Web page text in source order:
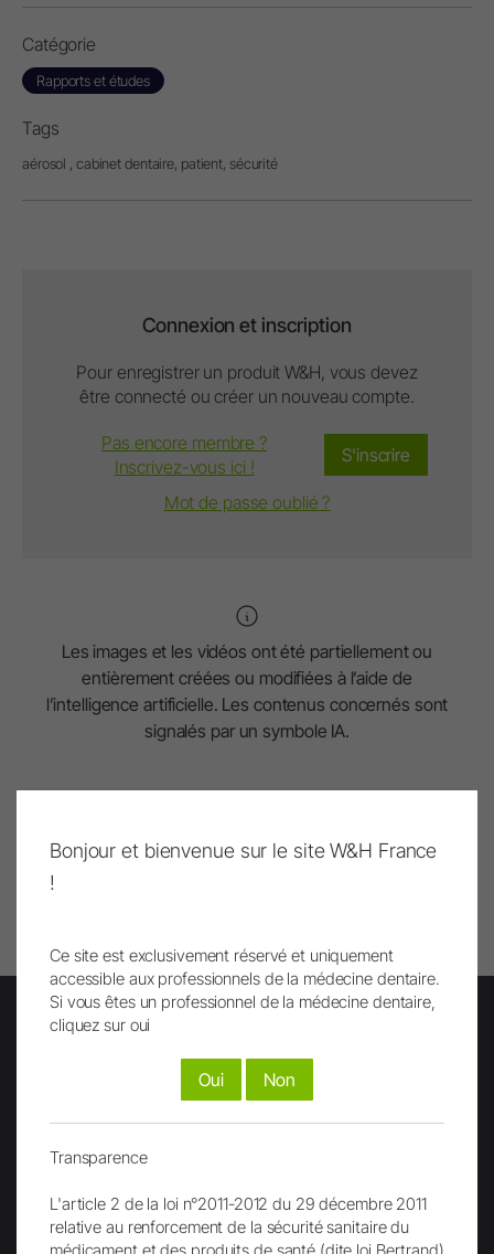
Catégorie
Rapports et études
Tags
aérosol , cabinet dentaire, patient, sécurité
Connexion et inscription
Pour enregistrer un produit W&H, vous devez
être connecté ou créer un nouveau compte.
S'inscrire
Pas encore membre ?
Inscrivez-vous ici !
Mot de passe oublié ?
Les images et les vidéos ont été partiellement ou
entièrement créées ou modifiées à l’aide de
l’intelligence artificielle. Les contenus concernés sont
signalés par un symbole IA.
Remonter
Lettre d'info
Bonjour et bienvenue sur le site W&H France
!
Ce site est exclusivement réservé et uniquement
accessible aux professionnels de la médecine dentaire.
Si vous êtes un professionnel de la médecine dentaire,
cliquez sur oui
Oui Non
Transparence
L'article 2 de la loi n°2011-2012 du 29 décembre 2011
relative au renforcement de la sécurité sanitaire du